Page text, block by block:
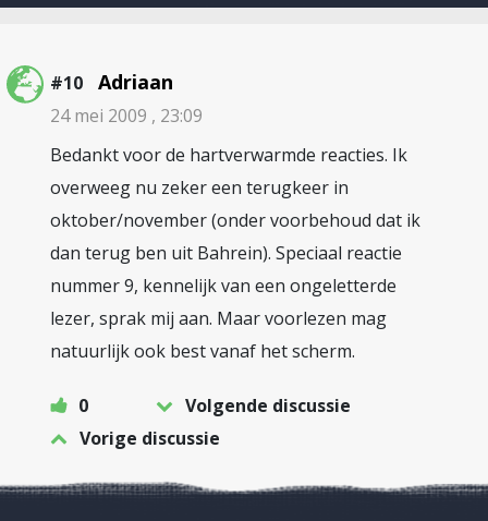
#10 Adriaan
24 mei 2009 , 23:09
Bedankt voor de hartverwarmde reacties. Ik
overweeg nu zeker een terugkeer in
oktober/november (onder voorbehoud dat ik
dan terug ben uit Bahrein). Speciaal reactie
nummer 9, kennelijk van een ongeletterde
lezer, sprak mij aan. Maar voorlezen mag
natuurlijk ook best vanaf het scherm.
0
Volgende discussie
Vorige discussie